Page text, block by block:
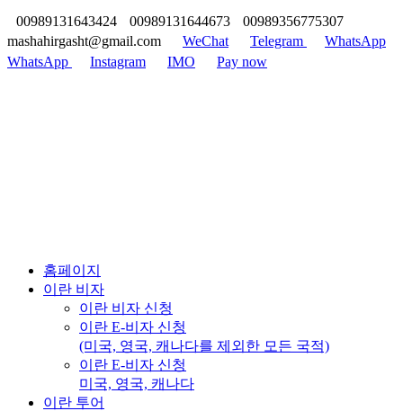
00989131643424
00989131644673
00989356775307
mashahirgasht@gmail.com
WeChat Telegram
WhatsApp
WhatsApp
Instagram IMO Pay now
홈페이지
이란 비자
이란 비자 신청
이란 E-비자 신청
(미국, 영국, 캐나다를 제외한 모든 국적)
이란 E-비자 신청
미국, 영국, 캐나다
이란 투어